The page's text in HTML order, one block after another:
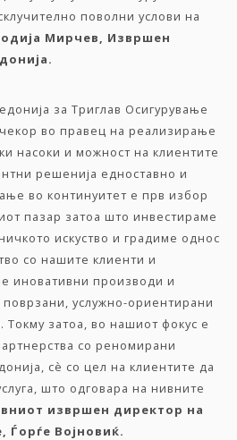
поволни услови на
Мирчев, Извршен
за Триглав Осигурување
чекор во правец на реализирање
насоки и можност на клиентите
решенија едноставно и
во континуитет е прв избор
пазар затоа што инвестираме
искуство и градиме однос
со нашите клиенти и
иновативни производи и
услужно-ориентирани
Токму затоа, во нашиот фокус е
со реномирани
сѐ со цел на клиентите да
што одговара на нивните
извршен директор на
Ѓорѓе Војновиќ.